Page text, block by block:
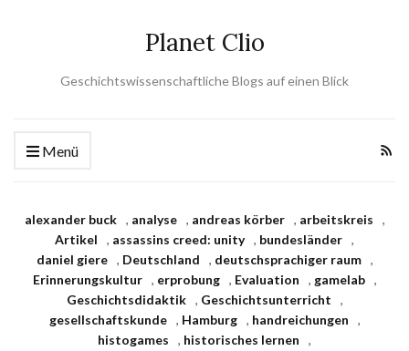
Planet Clio
Geschichtswissenschaftliche Blogs auf einen Blick
Menü
alexander buck , analyse , andreas körber , arbeitskreis
,
Artikel
, assassins creed: unity , bundesländer ,
daniel giere
, Deutschland , deutschsprachiger raum
,
Erinnerungskultur
, erprobung , Evaluation , gamelab
,
Geschichtsdidaktik
, Geschichtsunterricht
,
gesellschaftskunde
, Hamburg , handreichungen
,
histogames
, historisches lernen
,